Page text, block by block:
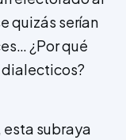
quizás serían
¿Por qué
esta subraya